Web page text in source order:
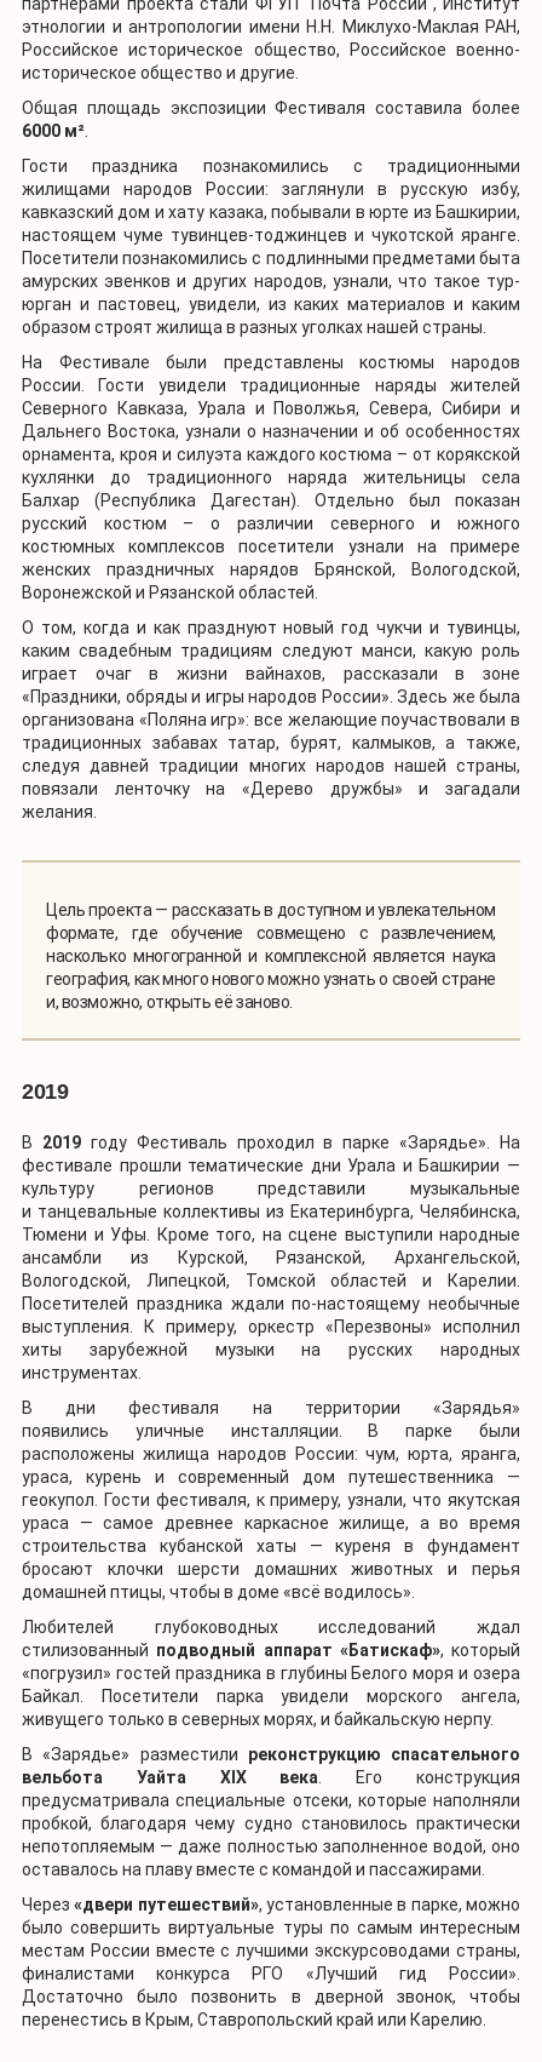
этнологии и антропологии имени Н.Н. Миклухо-Маклая РАН,
Российское историческое общество, Российское военно-
историческое общество и другие.
Общая площадь экспозиции Фестиваля составила более
6000 м²
Гости праздника познакомились с традиционными
жилищами народов России: заглянули в русскую избу,
кавказский дом и хату казака, побывали в юрте из Башкирии,
настоящем чуме тувинцев-тоджинцев и чукотской яранге.
Посетители познакомились с подлинными предметами быта
амурских эвенков и других народов, узнали, что такое тур-
юрган и пастовец, увидели, из каких материалов и каким
образом строят жилища в разных уголках нашей страны.
На Фестивале были представлены костюмы народов
России. Гости увидели традиционные наряды жителей
Северного Кавказа, Урала и Поволжья, Севера, Сибири и
Дальнего Востока, узнали о назначении и об особенностях
орнамента, кроя и силуэта каждого костюма – от корякской
кухлянки до традиционного наряда жительницы села
Балхар (Республика Дагестан). Отдельно был показан
русский костюм – о различии северного и южного
костюмных комплексов посетители узнали на примере
женских праздничных нарядов Брянской, Вологодской,
Воронежской и Рязанской областей.
О том, когда и как празднуют новый год чукчи и тувинцы,
каким свадебным традициям следуют манси, какую роль
играет очаг в жизни вайнахов, рассказали в зоне
«Праздники, обряды и игры народов России». Здесь же была
организована «Поляна игр»: все желающие поучаствовали в
традиционных забавах татар, бурят, калмыков, а также,
следуя давней традиции многих народов нашей страны,
повязали ленточку на «Дерево дружбы» и загадали
желания.
Цель проекта — рассказать в доступном и увлекательном
формате, где обучение совмещено с развлечением,
насколько многогранной и комплексной является наука
география, как много нового можно узнать о своей стране
и, возможно, открыть её заново.
2019
В 2019году Фестиваль проходил в парке «Зарядье». На
фестивале прошли тематические дни Урала и Башкирии —
культуру регионов представили музыкальные
и танцевальные коллективы из Екатеринбурга, Челябинска,
Тюмени и Уфы. Кроме того, на сцене выступили народные
ансамбли из Курской, Рязанской, Архангельской,
Вологодской, Липецкой, Томской областей и Карелии.
Посетителей праздника ждали по-настоящему необычные
выступления. К примеру, оркестр «Перезвоны» исполнил
хиты зарубежной музыки на русских народных
инструментах.
В дни фестиваля на территории «Зарядья»
появились уличные инсталляции. В парке были
расположены жилища народов России: чум, юрта, яранга,
ураса, курень и современный дом путешественника —
геокупол. Гости фестиваля, к примеру, узнали, что якутская
ураса — самое древнее каркасное жилище, а во время
строительства кубанской хаты — куреня в фундамент
бросают клочки шерсти домашних животных и перья
домашней птицы, чтобы в доме «всё водилось».
Любителей глубоководных исследований ждал
стилизованный подводный аппарат «Батискаф», который
«погрузил» гостей праздника в глубины Белого моря и озера
Байкал. Посетители парка увидели морского ангела,
живущего только в северных морях, и байкальскую нерпу.
В «Зарядье» разместили реконструкцию спасательного
вельбота Уайта XIX века . Его конструкция
предусматривала специальные отсеки, которые наполняли
пробкой, благодаря чему судно становилось практически
непотопляемым — даже полностью заполненное водой, оно
оставалось на плаву вместе с командой и пассажирами.
Через«двери путешествий», установленные в парке, можно
было совершить виртуальные туры по самым интересным
местам России вместе с лучшими экскурсоводами страны,
финалистами конкурса РГО «Лучший гид России».
Достаточно было позвонить в дверной звонок, чтобы
перенестись в Крым, Ставропольский край или Карелию.